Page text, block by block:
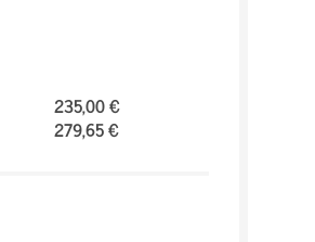
235,00 €
279,65 €